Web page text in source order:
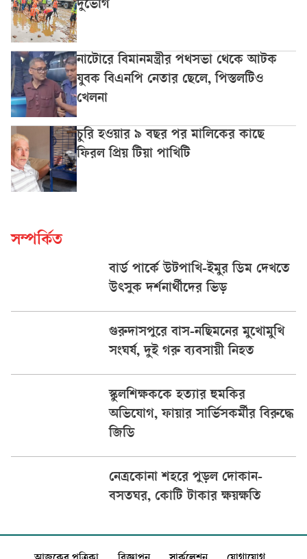
দুর্ভোগ
নাটোরে বিমানমন্ত্রীর পথসভা থেকে আটক
যুবক বিএনপি নেতার ছেলে, পিস্তলটিও
খেলনা
চুরি হওয়ার ৯ বছর পর মালিকের কাছে
ফিরল প্রিয় টিয়া পাখিটি
সম্পর্কিত
বার্ড পার্কে উটপাখি-ইমুর ডিম দেখতে
উৎসুক দর্শনার্থীদের ভিড়
গুরুদাসপুরে বাস-নছিমনের মুখোমুখি
সংঘর্ষ, দুই গরু ব্যবসায়ী নিহত
স্কুলশিক্ষককে হত্যার হুমকির
অভিযোগ, ফায়ার সার্ভিসকর্মীর বিরুদ্ধে
জিডি
নেত্রকোনা শহরে পুড়ল দোকান-
বসতঘর, কোটি টাকার ক্ষয়ক্ষতি